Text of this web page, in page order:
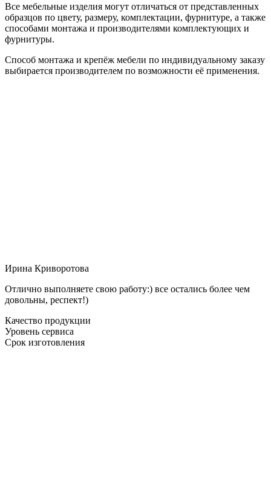
Все мебельные изделия могут отличаться от представленных
образцов по цвету, размеру, комплектации, фурнитуре, а также
способами монтажа и производителями комплектующих и
фурнитуры.
Способ монтажа и крепёж мебели по индивидуальному заказу
выбирается производителем по возможности её применения.
Ирина Криворотова
Отлично выполняете свою работу:) все остались более чем
довольны, респект!)
Качество продукции
Уровень сервиса
Срок изготовления